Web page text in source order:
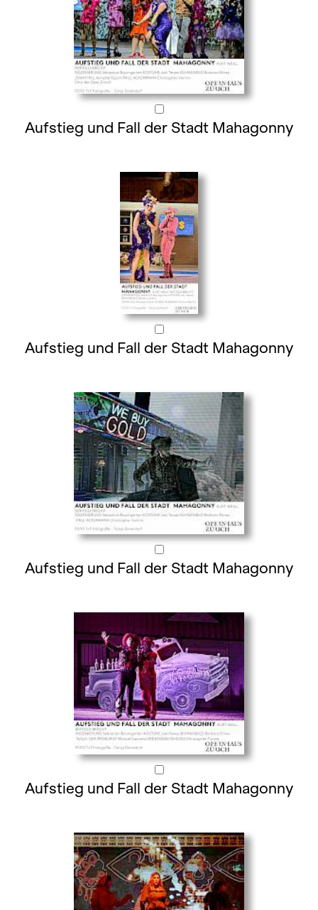
Aufstieg und Fall der Stadt Mahagonny
Aufstieg und Fall der Stadt Mahagonny
Aufstieg und Fall der Stadt Mahagonny
Aufstieg und Fall der Stadt Mahagonny